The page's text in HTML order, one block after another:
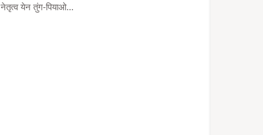
येन तुंग-पियाओ...